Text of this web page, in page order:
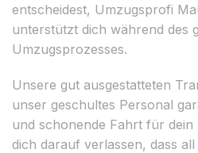
entscheidest, Umzugsprofi
unterstützt dich während des
Umzugsprozesses.
Unsere gut ausgestatteten
unser geschultes Personal
und schonende Fahrt für
dich darauf verlassen, dass